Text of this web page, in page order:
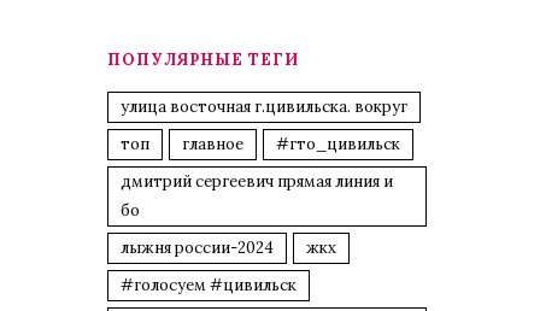
ПОПУЛЯРНЫЕ ТЕГИ
улица восточная г.цивильска. вокруг
топ
главное
#гто_цивильск
дмитрий сергеевич прямая линия и
бо
лыжня россии-2024
жкх
#голосуем #цивильск